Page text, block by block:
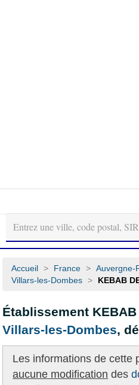
Autour
de
moi
Accueil > France > Auvergne-
Villars-les-Dombes > KEBAB
Établissement KEBAB
Villars-les-Dombes,
Les informations de cette
aucune modification des